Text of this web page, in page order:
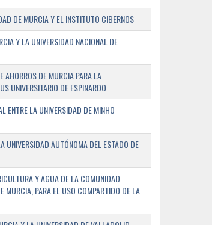
DE MURCIA Y EL INSTITUTO CIBERNOS
Y LA UNIVERSIDAD NACIONAL DE
AHORROS DE MURCIA PARA LA
UNIVERSITARIO DE ESPINARDO
ENTRE LA UNIVERSIDAD DE MINHO
UNIVERSIDAD AUTÓNOMA DEL ESTADO DE
Y AGUA DE LA COMUNIDAD
MURCIA, PARA EL USO COMPARTIDO DE LA